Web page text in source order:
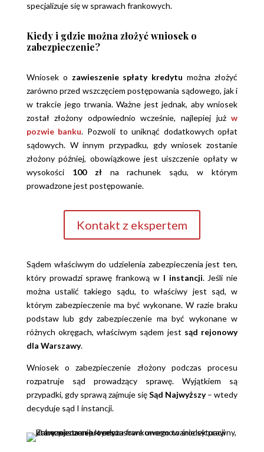
specjalizuje się w sprawach frankowych.
Kiedy i gdzie można złożyć wniosek o
zabezpieczenie?
Wniosek o zawieszenie spłaty kredytu można złożyć
zarówno przed wszczęciem postępowania sądowego, jak i
w trakcie jego trwania. Ważne jest jednak, aby wniosek
został złożony odpowiednio wcześnie, najlepiej jużw
pozwie banku. Pozwoli to uniknąć dodatkowych opłat
sądowych. W innym przypadku, gdy wniosek zostanie
złożony później, obowiązkowe jest uiszczenie opłaty w
wysokości 100 złna rachunek sądu, w którym
prowadzone jest postępowanie.
Kontakt z ekspertem
Sądem właściwym do udzielenia zabezpieczenia jest ten,
który prowadzi sprawę frankową w I instancji. Jeśli nie
można ustalić takiego sądu, to właściwy jest sąd, w
którym zabezpieczenie ma być wykonane. W razie braku
podstaw lub gdy zabezpieczenie ma być wykonane w
różnych okręgach, właściwym sądem jest sąd rejonowy
dla Warszawy.
Wniosek o zabezpieczenie złożony podczas procesu
rozpatruje sąd prowadzący sprawę. Wyjątkiem są
przypadki, gdy sprawą zajmuje sięSąd Najwyższy– wtedy
decyduje sąd I instancji.